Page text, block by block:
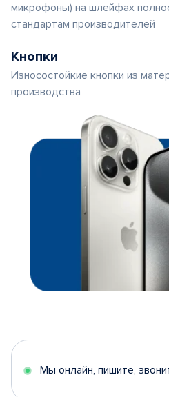
микрофоны) на шлейфах
стандартам производителей
Кнопки
Износостойкие кнопки из
производства
Мы онлайн, пишите,